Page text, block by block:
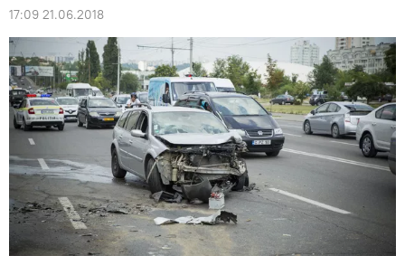
17:09 21.06.2018